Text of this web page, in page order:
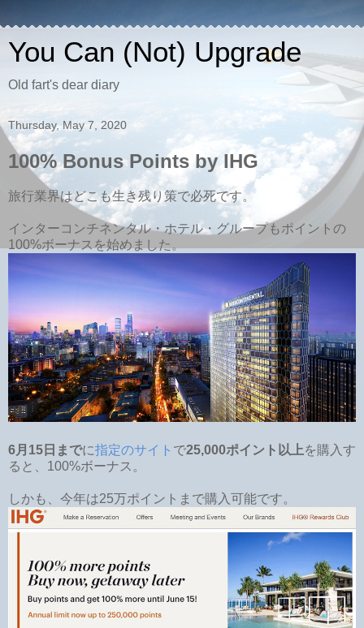
You Can (Not) Upgrade
Old fart's dear diary
Thursday, May 7, 2020
100% Bonus Points by IHG
旅行業界はどこも生き残り策で必死です。
インターコンチネンタル・ホテル・グループもポイントの
100%ボーナスを始めました。
6月15日までに指定のサイト で25,000ポイント以上を購入す
ると、100%ボーナス。
しかも、今年は25万ポイントまで購入可能です。